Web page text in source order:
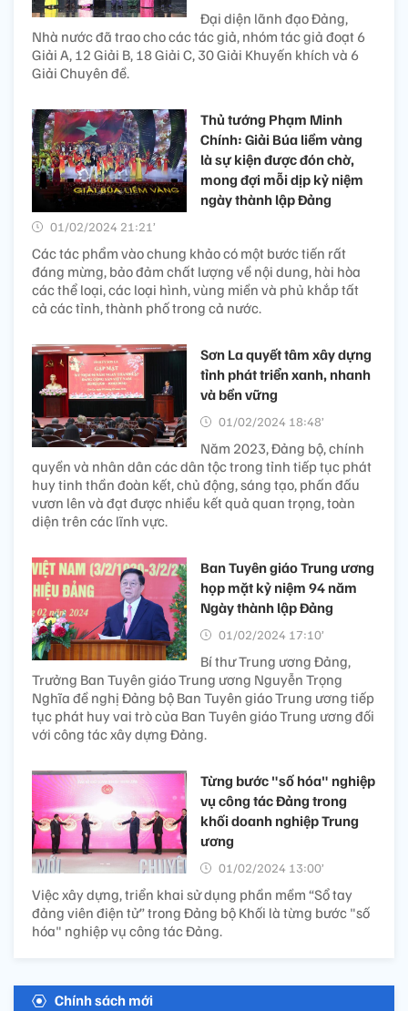
Đại diện lãnh đạo Đảng,
Nhà nước đã trao cho các tác giả, nhóm tác giả đoạt 6
Giải A, 12 Giải B, 18 Giải C, 30 Giải Khuyến khích và 6
Giải Chuyên đề.
Thủ tướng Phạm Minh
Chính: Giải Búa liềm vàng
là sự kiện được đón chờ,
mong đợi mỗi dịp kỷ niệm
ngày thành lập Đảng
01/02/2024 21:21’
Các tác phẩm vào chung khảo có một bước tiến rất
đáng mừng, bảo đảm chất lượng về nội dung, hài hòa
các thể loại, các loại hình, vùng miền và phủ khắp tất
cả các tỉnh, thành phố trong cả nước.
Sơn La quyết tâm xây dựng
tỉnh phát triển xanh, nhanh
và bền vững
01/02/2024 18:48’
Năm 2023, Đảng bộ, chính
quyền và nhân dân các dân tộc trong tỉnh tiếp tục phát
huy tinh thần đoàn kết, chủ động, sáng tạo, phấn đấu
vươn lên và đạt được nhiều kết quả quan trọng, toàn
diện trên các lĩnh vực.
Ban Tuyên giáo Trung ương
họp mặt kỷ niệm 94 năm
Ngày thành lập Đảng
01/02/2024 17:10’
Bí thư Trung ương Đảng,
Trưởng Ban Tuyên giáo Trung ương Nguyễn Trọng
Nghĩa đề nghị Đảng bộ Ban Tuyên giáo Trung ương tiếp
tục phát huy vai trò của Ban Tuyên giáo Trung ương đối
với công tác xây dựng Đảng.
Từng bước "số hóa" nghiệp
vụ công tác Đảng trong
khối doanh nghiệp Trung
ương
01/02/2024 13:00’
Việc xây dựng, triển khai sử dụng phần mềm “Sổ tay
đảng viên điện tử” trong Đảng bộ Khối là từng bước "số
hóa" nghiệp vụ công tác Đảng.
Chính sách mới